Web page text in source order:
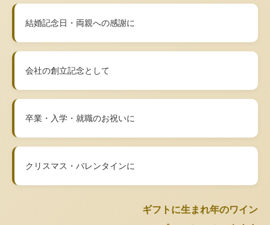
結婚記念日・両親への感謝に
会社の創立記念として
卒業・入学・就職のお祝いに
クリスマス・バレンタインに
ギフトに生まれ年のワイン